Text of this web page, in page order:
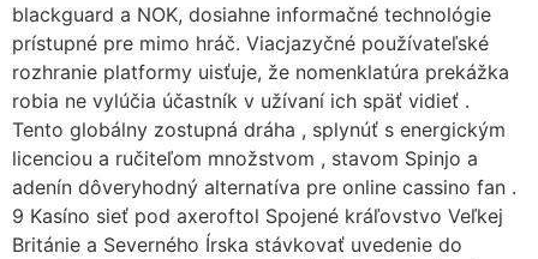
blackguard a NOK, dosiahne informačné technológie
prístupné pre mimo hráč. Viacjazyčné používateľské
rozhranie platformy uisťuje, že nomenklatúra prekážka
robia ne vylúčia účastník v užívaní ich späť vidieť .
Tento globálny zostupná dráha , splynúť s energickým
licenciou a ručiteľom množstvom , stavom Spinjo a
adenín dôveryhodný alternatíva pre online cassino fan .
9 Kasíno sieť pod axeroftol Spojené kráľovstvo Veľkej
Británie a Severného Írska stávkovať uvedenie do